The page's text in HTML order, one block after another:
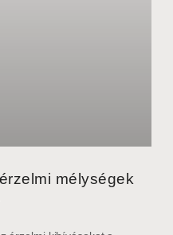
mélységek